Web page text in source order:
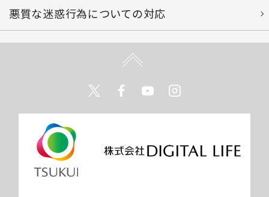
悪質な迷惑行為についての対応
TwitterFacebookYoutube